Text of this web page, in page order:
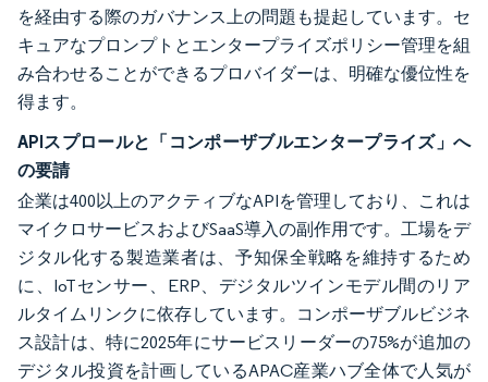
を経由する際のガバナンス上の問題も提起しています。セ
キュアなプロンプトとエンタープライズポリシー管理を組
み合わせることができるプロバイダーは、明確な優位性を
得ます。
APIスプロールと「コンポーザブルエンタープライズ」へ
の要請
企業は400以上のアクティブなAPIを管理しており、これは
マイクロサービスおよびSaaS導入の副作用です。工場をデ
ジタル化する製造業者は、予知保全戦略を維持するため
に、IoTセンサー、ERP、デジタルツインモデル間のリア
ルタイムリンクに依存しています。コンポーザブルビジネ
ス設計は、特に2025年にサービスリーダーの75%が追加の
デジタル投資を計画しているAPAC産業ハブ全体で人気が